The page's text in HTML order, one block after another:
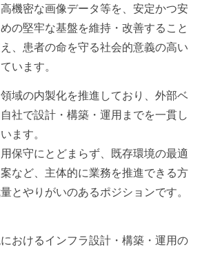
機密な画像データ等を、安定かつ安
の堅牢な基盤を維持・改善すること
、患者の命を守る社会的意義の高い
います。
域の内製化を推進しており、外部ベ
社で設計・構築・運用までを一貫し
ます。
保守にとどまらず、既存環境の最適
など、主体的に業務を推進できる方
とやりがいのあるポジションです。
おけるインフラ設計・構築・運用の